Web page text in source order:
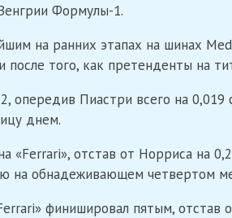
Формулы-1.
на ранних этапах на шинах
того, как претенденты на
опередив Пиастри всего на
днем.
«Ferrari», отстав от Норриса на
на обнадеживающем четвертом
финишировал пятым, отстав